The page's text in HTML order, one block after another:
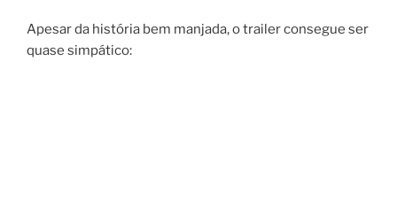
Apesar da história bem manjada, o trailer consegue ser
quase simpático: